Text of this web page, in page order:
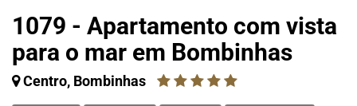
1079 - Apartamento com vista
para o mar em Bombinhas
Centro, Bombinhas